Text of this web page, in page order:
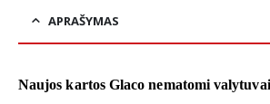
APRAŠYMAS
Naujos kartos Glaco nematomi valytuvai